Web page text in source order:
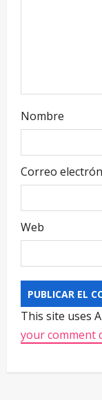
Nombre
Correo
Web
This site uses
your comment